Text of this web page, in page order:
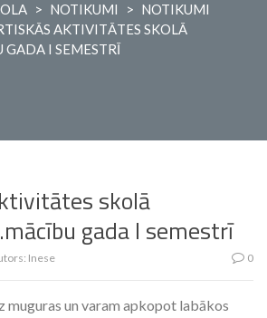
> NOTIKUMI > NOTIKUMI
AKTIVITĀTES SKOLĀ
I SEMESTRĪ
skolā
gada I semestrī
Inese 0
muguras un varam apkopot labākos